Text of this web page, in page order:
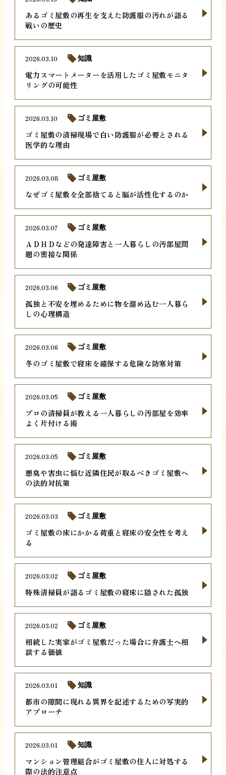
あるゴミ屋敷の再生を支えた防護服の汚れが語る
戦いの歴史
電力スマートメーターを活用したゴミ屋敷モニタ
リングの可能性
2026.03.10 知識
ゴミ屋敷の清掃現場で白い防護服が必要とされる
医学的な理由
2026.03.10 ゴミ屋敷
なぜゴミ屋敷を全部捨てると脳が活性化するのか
2026.03.08 ゴミ屋敷
ＡＤＨＤなどの発達障害と一人暮らしの汚部屋問
題の密接な関係
2026.03.07 ゴミ屋敷
孤独と不安を埋めるために物を溜め込む一人暮ら
しの心理構造
2026.03.06 ゴミ屋敷
冬のゴミ屋敷で寝床を確保する危険な防寒対策
2026.03.06 ゴミ屋敷
プロの清掃員が教える一人暮らしの汚部屋を効率
よく片付ける術
2026.03.05 ゴミ屋敷
悪臭や害虫に悩む近隣住民が取るべきゴミ屋敷へ
の法的対抗策
2026.03.05 ゴミ屋敷
ゴミ屋敷の床にかかる荷重と寝床の安全性を考え
る
2026.03.03 ゴミ屋敷
特殊清掃員が語るゴミ屋敷の寝床に隠された孤独
2026.03.02 ゴミ屋敷
相続した実家がゴミ屋敷だった場合に弁護士へ相
談する価値
2026.03.02 ゴミ屋敷
都市の隙間に現れる異界を記述するための写実的
アプローチ
2026.03.01 知識
マンション管理組合がゴミ屋敷の住人に対処する
際の法的注意点
2026.03.01 知識